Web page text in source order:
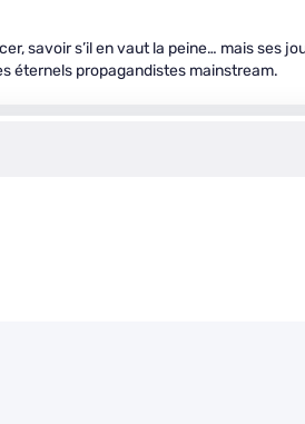
savoir s’il en vaut la peine… mais ses
éternels propagandistes mainstream.